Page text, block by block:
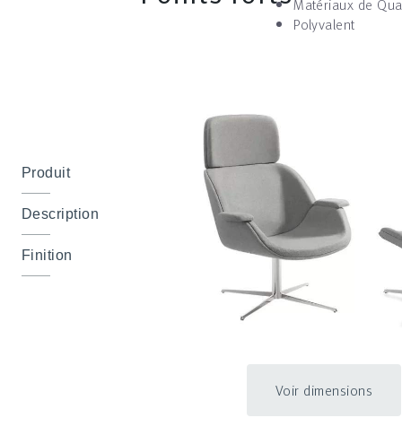
Produit
Description
Finition
Polyvalent
Voir dimensions